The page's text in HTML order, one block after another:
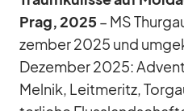
Prag, 2025 – MS
zem­ber 2025 und
De­zem­ber 2025:
Mel­nik, Leit­me­ritz,